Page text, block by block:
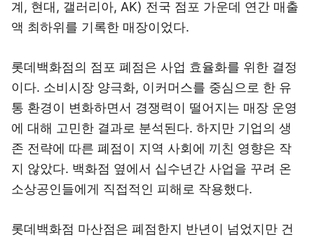
계, 현대, 갤러리아, AK) 전국 점포 가운데 연간 매출
액 최하위를 기록한 매장이었다.
롯데백화점의 점포 폐점은 사업 효율화를 위한 결정
이다. 소비시장 양극화, 이커머스를 중심으로 한 유
통 환경이 변화하면서 경쟁력이 떨어지는 매장 운영
에 대해 고민한 결과로 분석된다. 하지만 기업의 생
존 전략에 따른 폐점이 지역 사회에 끼친 영향은 작
지 않았다. 백화점 옆에서 십수년간 사업을 꾸려 온
소상공인들에게 직접적인 피해로 작용했다.
롯데백화점 마산점은 폐점한지 반년이 넘었지만 건